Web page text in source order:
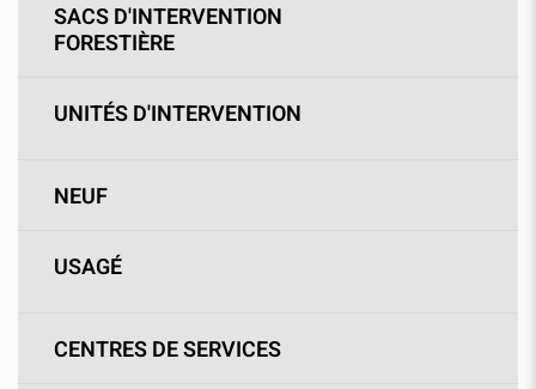
SACS D'INTERVENTION
FORESTIÈRE
UNITÉS D'INTERVENTION
NEUF
USAGÉ
CENTRES DE SERVICES